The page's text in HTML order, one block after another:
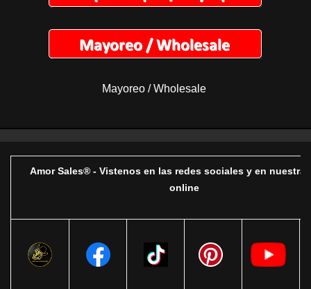
Mayoreo / Wholesale
Amor Sales® - Vistenos en las redes sociales y en nuestra
online